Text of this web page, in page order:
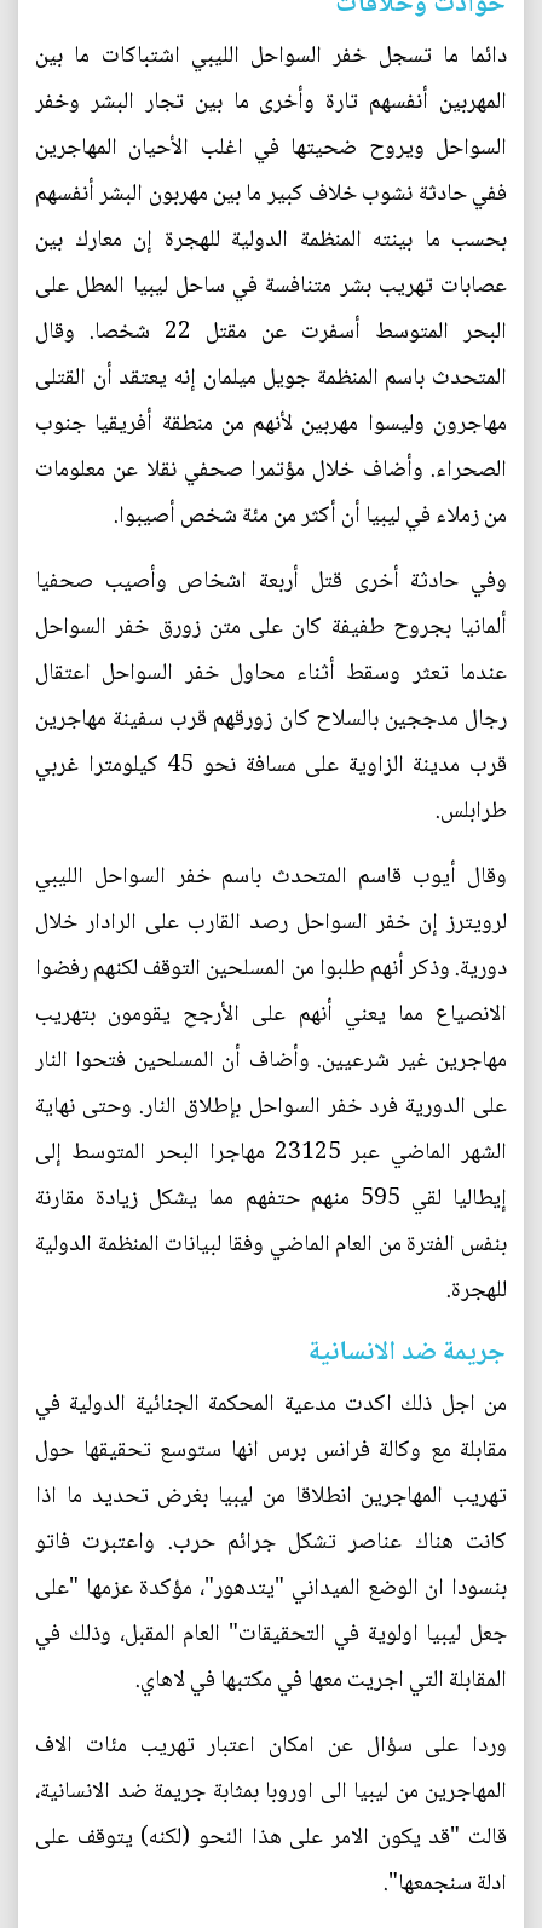
دائما ما تسجل خفر السواحل الليبي اشتباكات ما بين
المهربين أنفسهم تارة وأخرى ما بين تجار البشر وخفر
السواحل ويروح ضحيتها في اغلب الأحيان المهاجرين
ففي حادثة نشوب خلاف كبير ما بين مهربون البشر أنفسهم
بحسب ما بينته المنظمة الدولية للهجرة إن معارك بين
عصابات تهريب بشر متنافسة في ساحل ليبيا المطل على
البحر المتوسط أسفرت عن مقتل 22 شخصا. وقال
المتحدث باسم المنظمة جويل ميلمان إنه يعتقد أن القتلى
مهاجرون وليسوا مهربين لأنهم من منطقة أفريقيا جنوب
الصحراء. وأضاف خلال مؤتمرا صحفي نقلا عن معلومات
من زملاء في ليبيا أن أكثر من مئة شخص أصيبوا.
وفي حادثة أخرى قتل أربعة اشخاص وأصيب صحفيا
ألمانيا بجروح طفيفة كان على متن زورق خفر السواحل
عندما تعثر وسقط أثناء محاول خفر السواحل اعتقال
رجال مدججين بالسلاح كان زورقهم قرب سفينة مهاجرين
قرب مدينة الزاوية على مسافة نحو 45 كيلومترا غربي
طرابلس.
وقال أيوب قاسم المتحدث باسم خفر السواحل الليبي
لرويترز إن خفر السواحل رصد القارب على الرادار خلال
دورية. وذكر أنهم طلبوا من المسلحين التوقف لكنهم رفضوا
الانصياع مما يعني أنهم على الأرجح يقومون بتهريب
مهاجرين غير شرعيين. وأضاف أن المسلحين فتحوا النار
على الدورية فرد خفر السواحل بإطلاق النار. وحتى نهاية
الشهر الماضي عبر 23125 مهاجرا البحر المتوسط إلى
إيطاليا لقي 595 منهم حتفهم مما يشكل زيادة مقارنة
بنفس الفترة من العام الماضي وفقا لبيانات المنظمة الدولية
للهجرة.
جريمة ضد الانسانية
من اجل ذلك اكدت مدعية المحكمة الجنائية الدولية في
مقابلة مع وكالة فرانس برس انها ستوسع تحقيقها حول
تهريب المهاجرين انطلاقا من ليبيا بغرض تحديد ما اذا
كانت هناك عناصر تشكل جرائم حرب. واعتبرت فاتو
بنسودا ان الوضع الميداني "يتدهور"، مؤكدة عزمها "على
جعل ليبيا اولوية في التحقيقات" العام المقبل، وذلك في
المقابلة التي اجريت معها في مكتبها في لاهاي.
وردا على سؤال عن امكان اعتبار تهريب مئات الاف
المهاجرين من ليبيا الى اوروبا بمثابة جريمة ضد الانسانية،
قالت "قد يكون الامر على هذا النحو (لكنه) يتوقف على
ادلة سنجمعها".